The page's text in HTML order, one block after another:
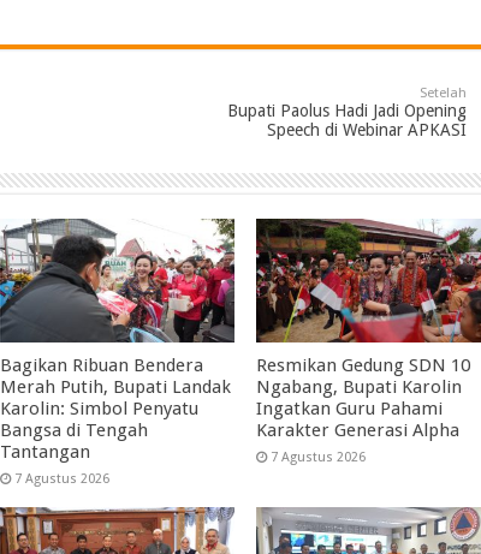
Setelah
Bupati Paolus Hadi Jadi Opening
Speech di Webinar APKASI
Bagikan Ribuan Bendera
Merah Putih, Bupati Landak
Karolin: Simbol Penyatu
Bangsa di Tengah
Tantangan
7 Agustus 2026
Resmikan Gedung SDN 10
Ngabang, Bupati Karolin
Ingatkan Guru Pahami
Karakter Generasi Alpha
7 Agustus 2026